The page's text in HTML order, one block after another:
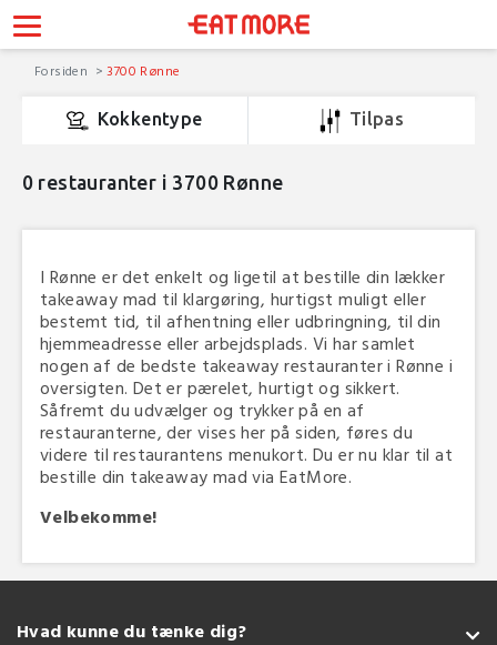
Forsiden 3700 Rønne
Kokkentype Tilpas
0 restauranter i 3700 Rønne
I Rønne er det enkelt og ligetil at bestille din lækker
takeaway mad til klargøring, hurtigst muligt eller
bestemt tid, til afhentning eller udbringning, til din
hjemmeadresse eller arbejdsplads. Vi har samlet
nogen af de bedste takeaway restauranter i Rønne i
oversigten. Det er pærelet, hurtigt og sikkert.
Såfremt du udvælger og trykker på en af
restauranterne, der vises her på siden, føres du
videre til restaurantens menukort. Du er nu klar til at
bestille din takeaway mad via EatMore.
Velbekomme!
Hvad kunne du tænke dig?